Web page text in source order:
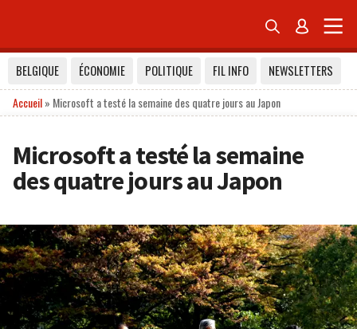
 
BELGIQUE ÉCONOMIE POLITIQUE FIL INFO
NEWSLETTERS
Accueil» Microsoft a testé la semaine des quatre jours au Japon
Microsoft a testé la semaine
des quatre jours au Japon